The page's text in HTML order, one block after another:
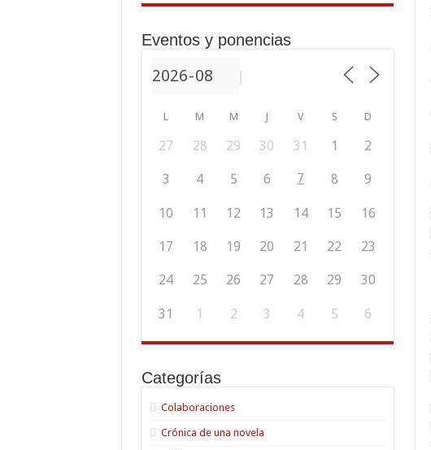
Eventos y ponencias
L M M J V S D
27 28 29 30 31 1 2
3 4 5 6 7 8 9
10 11 12 13 14 15 16
17 18 19 20 21 22 23
24 25 26 27 28 29 30
31 1 2 3 4 5 6
Categorías
Colaboraciones
Crónica de una novela